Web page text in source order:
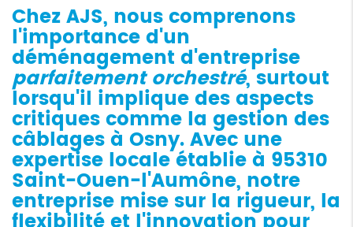
Chez AJS, nous comprenons
l'importance d'un
déménagement d'entreprise
parfaitement orchestré, surtout
lorsqu'il implique des aspects
critiques comme la gestion des
câblages à Osny. Avec une
expertise locale établie à 95310
Saint-Ouen-l'Aumône, notre
entreprise mise sur la rigueur, la